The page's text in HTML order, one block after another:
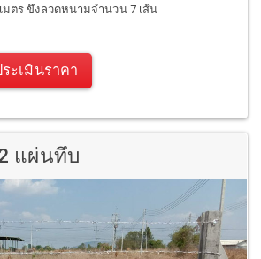
มตร ขึงลวดหนามจำนวน 7 เส้น
ะเมินราคา
แผ่นทึบ